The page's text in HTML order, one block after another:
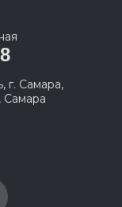
г. Самара,
Самара